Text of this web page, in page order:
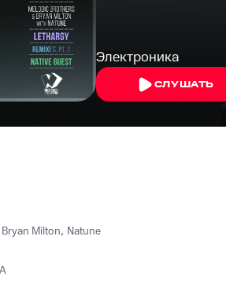
Электроника
СЛУШАТЬ
Bryan Milton, Natune